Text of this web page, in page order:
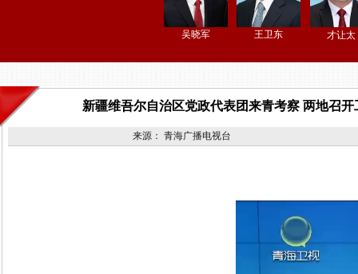
吴晓军 王卫东 才让太
新疆维吾尔自治区党政代表团来青考察 两地召
来源： 青海广播电视台